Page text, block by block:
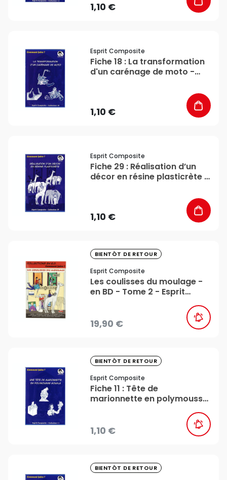
1,10 €
Esprit Composite
Fiche 18 : La transformation
d'un carénage de moto -
1,10 €
Esprit Composite
Fiche 29 : Réalisation d’un
décor en résine plasticrète -
1,10 €
BIENTÔT DE RETOUR
Esprit Composite
Les coulisses du moulage -
en BD - Tome 2 - Esprit
19,90 €
BIENTÔT DE RETOUR
Esprit Composite
Fiche 11 : Tête de
marionnette en polymousse
1,10 €
BIENTÔT DE RETOUR